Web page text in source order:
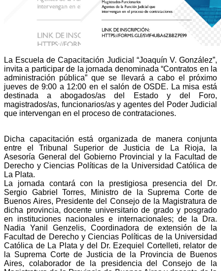
La Escuela de Capacitación Judicial “Joaquín V. González”,
invita a participar de la jornada denominada “Contratos en la
administración pública” que se llevará a cabo el próximo
jueves de 9:00 a 12:00 en el salón de OSDE. La misa está
destinada a abogados/as del Estado y del Foro,
magistrados/as, funcionarios/as y agentes del Poder Judicial
que intervengan en el proceso de contrataciones.
Dicha capacitación está organizada de manera conjunta
entre el Tribunal Superior de Justicia de La Rioja, la
Asesoría General del Gobierno Provincial y la Facultad de
Derecho y Ciencias Políticas de la Universidad Católica de
La Plata.
La jornada contará con la prestigiosa presencia del Dr.
Sergio Gabriel Torres, Ministro de la Suprema Corte de
Buenos Aires, Presidente del Consejo de la Magistratura de
dicha provincia, docente universitario de grado y posgrado
en instituciones nacionales e internacionales; de la Dra.
Nadia Yanil Genzelis, Coordinadora de extensión de la
Facultad de Derecho y Ciencias Políticas de la Universidad
Católica de La Plata y del Dr. Ezequiel Cortelleti, relator de
la Suprema Corte de Justicia de la Provincia de Buenos
Aires, colaborador de la presidencia del Consejo de la